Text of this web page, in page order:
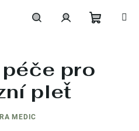
košík
pro
pleť
MEDIC